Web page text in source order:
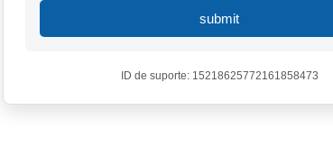
submit
ID de suporte: 15218625772161858473